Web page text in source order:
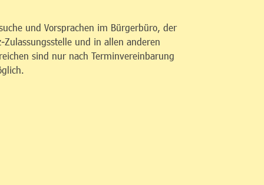
und Vorsprachen im Bürgerbüro, der
Zulassungsstelle und in allen anderen
sind nur nach Terminvereinbarung